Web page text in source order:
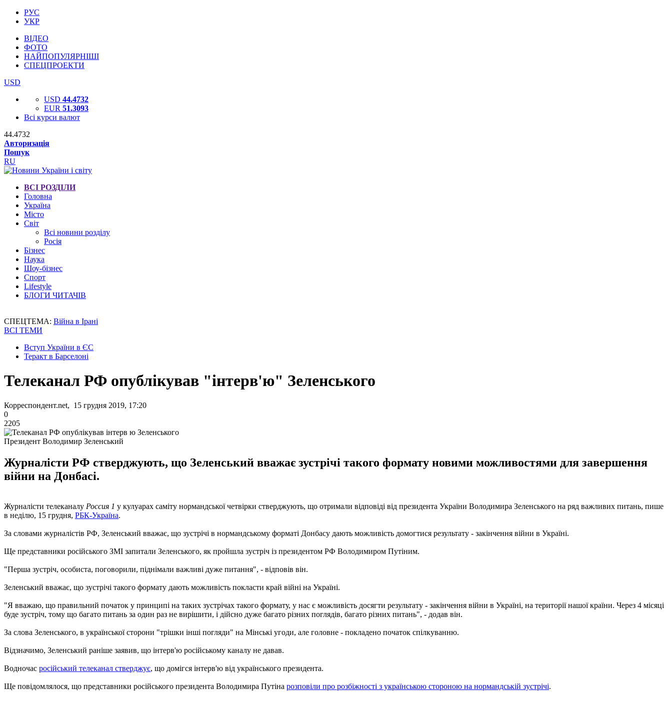
РУС
УКР
ВІДЕО
ФОТО
НАЙПОПУЛЯРНІШІ
СПЕЦПРОЕКТИ
USD
USD 44.4732
EUR 51.3093
Всі курси валют
44.4732
Авторизація
Пошук
RU
ВСІ РОЗДІЛИ
Головна
Україна
Місто
Світ
Всі новини розділу
Росія
Бізнес
Наука
Шоу-бізнес
Спорт
Lifestyle
БЛОГИ ЧИТАЧІВ
СПЕЦТЕМА: Війна в Ірані
ВСІ ТЕМИ
Вступ України в ЄС
Теракт в Барселоні
Телеканал РФ опублікував "інтерв'ю" Зеленського
Корреспондент.net, 15 грудня 2019, 17:20
0
2205
Президент Володимир Зеленський
Журналісти РФ стверджують, що Зеленський вважає зустрічі такого формату новими можливостями для завершення
війни на Донбасі.
Журналісти телеканалу Россия 1 у кулуарах саміту нормандської четвірки стверджують, що отримали відповіді від президента України Володимира Зеленського на ряд важливих питань, пише
в неділю, 15 грудня, РБК-Україна.
За словами журналістів РФ, Зеленський вважає, що зустрічі в нормандському форматі Донбасу дають можливість домогтися результату - закінчення війни в Україні.
Ще представники російського ЗМІ запитали Зеленського, як пройшла зустріч із президентом РФ Володимиром Путіним.
"Перша зустріч, особиста, поговорили, піднімали важливі дуже питання", - відповів він.
Зеленський вважає, що зустрічі такого формату дають можливість покласти край війні на Україні.
"Я вважаю, що правильний початок у принципі на таких зустрічах такого формату, у нас є можливість досягти результату - закінчення війни в Україні, на території нашої країни. Через 4 місяці
буде зустріч, тому що багато питань за один раз не вирішити, і дійсно дуже багато різних поглядів, багато різних питань", - додав він.
За слова Зеленського, в української сторони "трішки інші погляди" на Мінські угоди, але головне - покладено початок спілкуванню.
Відзначимо, Зеленський раніше заявив, що інтерв'ю російському каналу не давав.
Водночас російський телеканал стверджує, що домігся інтерв'ю від українського президента.
Ще повідомлялося, що представники російського президента Володимира Путіна розповіли про розбіжності з українською стороною на нормандській зустрічі.